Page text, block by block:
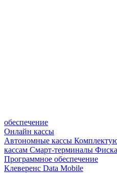
обеспечение
Онлайн кассы
Автономные кассы
кассам Смарт-терминалы
Программное обеспечение
Клеверенс Data Mobile